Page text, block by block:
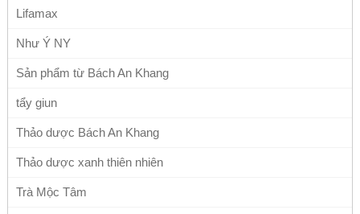
Lifamax
Như Ý NY
Sản phẩm từ Bách An Khang
tẩy giun
Thảo dược Bách An Khang
Thảo dược xanh thiên nhiên
Trà Mộc Tâm